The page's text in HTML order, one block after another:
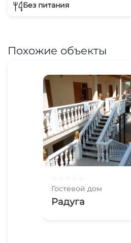
Без питания
Похожие объекты
Гостевой дом
Радуга